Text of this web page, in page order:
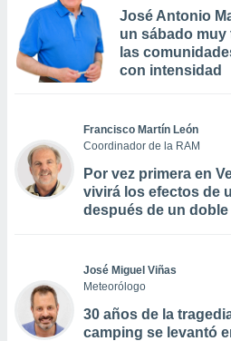
José Antonio
un sábado
las
con intensidad
Francisco Martín León
Coordinador de la RAM
Por vez primera en
vivirá los efectos de
después de un
José Miguel Viñas
Meteorólogo
30 años de la
camping se levantó